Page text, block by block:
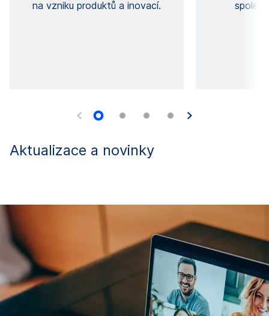
na vzniku produktů a inovací.
Aktualizace a novinky